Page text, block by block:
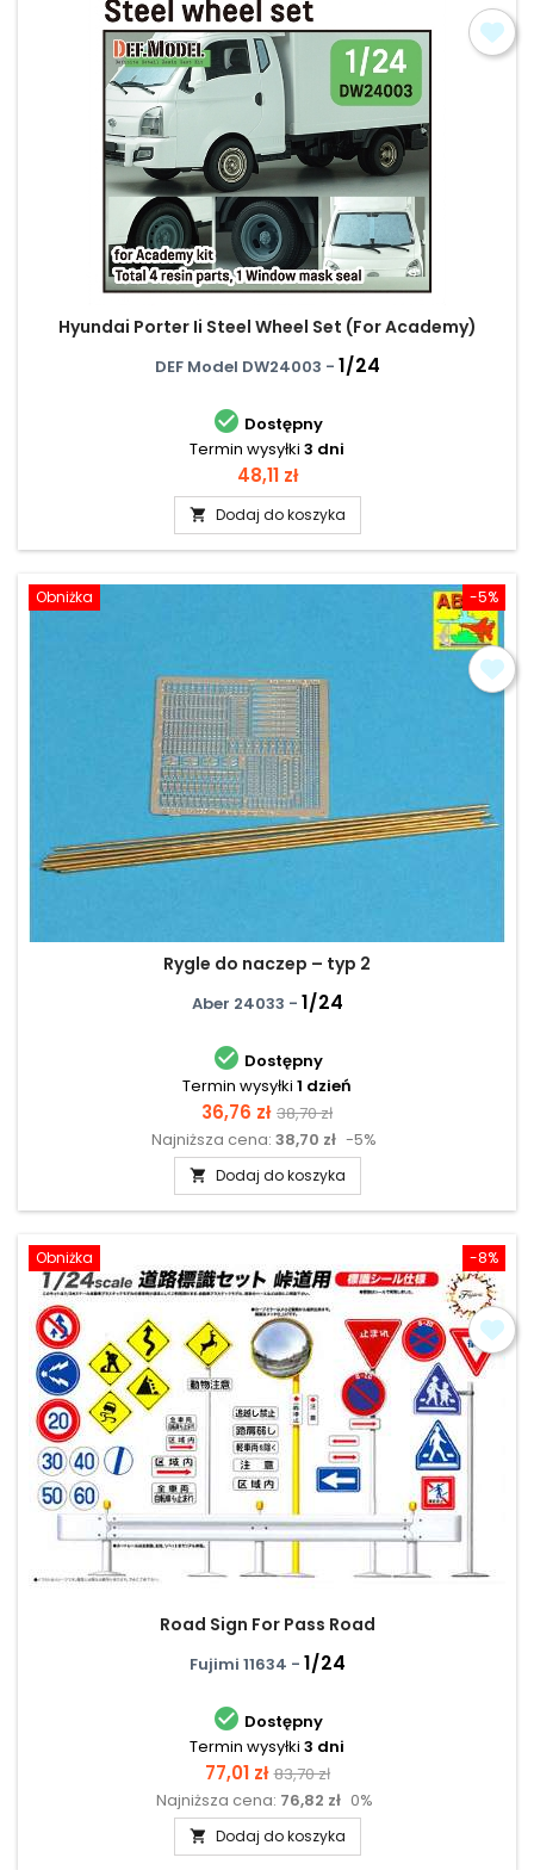
Hyundai Porter Ii Steel Wheel Set (For Academy)
DEF Model DW24003 - 1/24
 Dostępny
Termin wysyłki 3 dni
Cena
48,11 zł
 Dodaj do koszyka
-5%
Obniżka
Rygle do naczep – typ 2
Aber 24033 - 1/24
 Dostępny
Termin wysyłki 1 dzień
Cena
36,76 zł Cena
podstawowa
38,70 zł
Najniższa cena: 38,70 zł -5%
 Dodaj do koszyka
-8%
Obniżka
Road Sign For Pass Road
Fujimi 11634 - 1/24
 Dostępny
Termin wysyłki 3 dni
Cena
77,01 zł Cena
podstawowa
83,70 zł
Najniższa cena: 76,82 zł 0%
 Dodaj do koszyka